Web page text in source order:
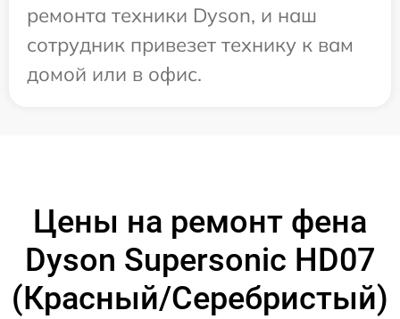
ремонта техники Dyson, и наш
сотрудник привезет технику к вам
домой или в офис.
Цены на ремонт фена
Dyson Supersonic HD07
(Красный/Серебристый)